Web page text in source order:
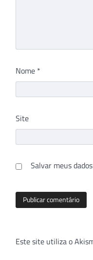
Nome *
Site
Salvar meus
Este site utiliza o